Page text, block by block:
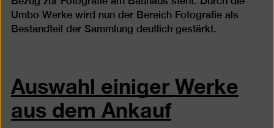
Umbo Werke wird nun der Bereich Fotografie als
Bestandteil der Sammlung deutlich gestärkt.
Auswahl einiger Werke
aus dem Ankauf